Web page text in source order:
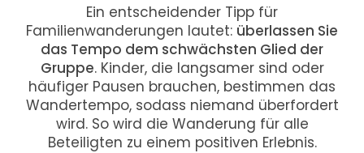
Ein entscheidender Tipp für
Familienwanderungen lautet: überlassen Sie
das Tempo dem schwächsten Glied der
Gruppe. Kinder, die langsamer sind oder
häufiger Pausen brauchen, bestimmen das
Wandertempo, sodass niemand überfordert
wird. So wird die Wanderung für alle
Beteiligten zu einem positiven Erlebnis.